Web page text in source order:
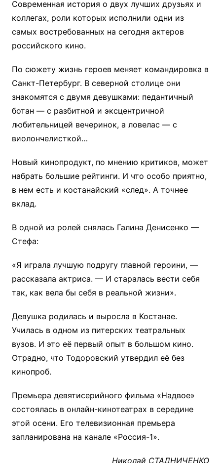
Современная история о двух лучших друзьях и
коллегах, роли которых исполнили одни из
самых востребованных на сегодня актеров
российского кино.
По сюжету жизнь героев меняет командировка в
Санкт-Петербург. В северной столице они
знакомятся с двумя девушками: педантичный
ботан — с разбитной и эксцентричной
любительницей вечеринок, а ловелас — с
виолончелисткой…
Новый кинопродукт, по мнению критиков, может
набрать большие рейтинги. И что особо приятно,
в нем есть и костанайский «след». А точнее
вклад.
В одной из ролей снялась Галина Денисенко —
Стефа:
«Я играла лучшую подругу главной героини, —
рассказала актриса. — И старалась вести себя
так, как вела бы себя в реальной жизни».
Девушка родилась и выросла в Костанае.
Училась в одном из питерских театральных
вузов. И это её первый опыт в большом кино.
Отрадно, что Тодоровский утвердил её без
кинопроб.
Премьера девятисерийного фильма «Надвое»
состоялась в онлайн-кинотеатрах в середине
этой осени. Его телевизионная премьера
запланирована на канале «Россия-1».
Николай СТАДНИЧЕНКО